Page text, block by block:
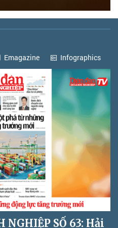
Emagazine Infographics
NGHIỆP SỐ 63: Hải